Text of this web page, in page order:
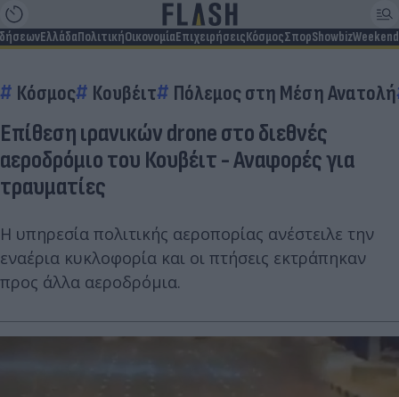
ΕλλάδαΠολιτικήΟικονομίαΕπιχειρήσειςΚόσμοςΣπορShowbizWeekend
Κόσμος Κουβέιτ Πόλεμος στη Μέση Ανατολή
Επίθεση ιρανικών drone στο διεθνές
αεροδρόμιο του Κουβέιτ - Αναφορές για
τραυματίες
Η υπηρεσία πολιτικής αεροπορίας ανέστειλε την
εναέρια κυκλοφορία και οι πτήσεις εκτράπηκαν
προς άλλα αεροδρόμια.